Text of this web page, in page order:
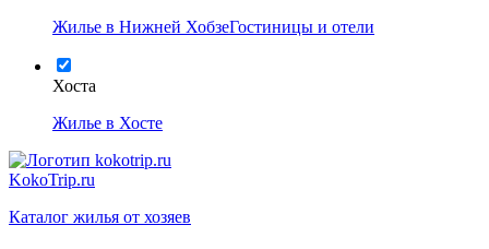
Жилье в Нижней ХобзеГостиницы и отели
Хоста
Жилье в Хосте
KokoTrip.ru
Каталог жилья от хозяев